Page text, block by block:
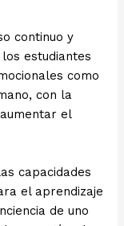
continuo y
estudiantes
como
con la
el
capacidades
el aprendizaje
de uno